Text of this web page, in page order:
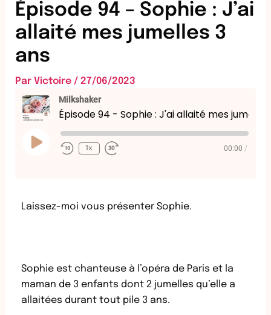
Épisode 94 – Sophie : J’ai
allaité mes jumelles 3
ans
Par Victoire / 27/06/2023
Milkshaker
Episode
1x 00:00 /
Laissez-moi vous présenter Sophie.
Sophie est chanteuse à l’opéra de Paris et la
maman de 3 enfants dont 2 jumelles qu’elle a
allaitées durant tout pile 3 ans.